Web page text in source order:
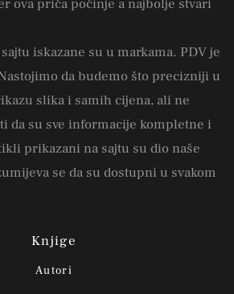
ova priča počinje a najbolje stvari
iskazane su u markama. PDV je
da budemo što precizniji u
slika i samih cijena, ali ne
da su sve informacije kompletne i
prikazani na sajtu su dio naše
se da su dostupni u svakom
Knjige
Autori